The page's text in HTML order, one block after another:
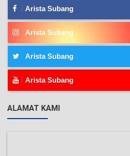
Arista Subang
Arista Subang
Arista Subang
Arista Subang
ALAMAT KAMI